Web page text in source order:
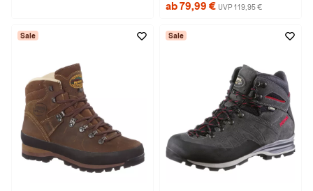
ab 79,99 € UVP 119,95 €
Sale Sale